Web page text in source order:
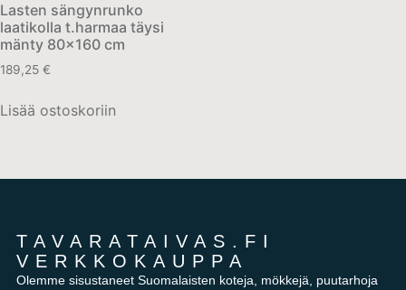
Lasten sängynrunko
laatikolla t.harmaa täysi
mänty 80×160 cm
189,25 €
Lisää ostoskoriin
TAVARATAIVAS.FI
VERKKOKAUPPA
Olemme sisustaneet Suomalaisten koteja, mökkejä, puutarhoja